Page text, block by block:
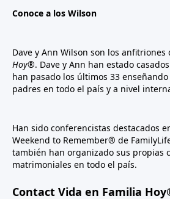
Conoce a los Wilson
Dave y Ann Wilson son los anfitriones
Hoy®. Dave y Ann han estado
han pasado los últimos 33
padres en todo el país y a nivel
Han sido conferencistas destacados
Weekend to Remember® de
también han organizado sus propias
matrimoniales en todo el país.
Contact Vida en Familia